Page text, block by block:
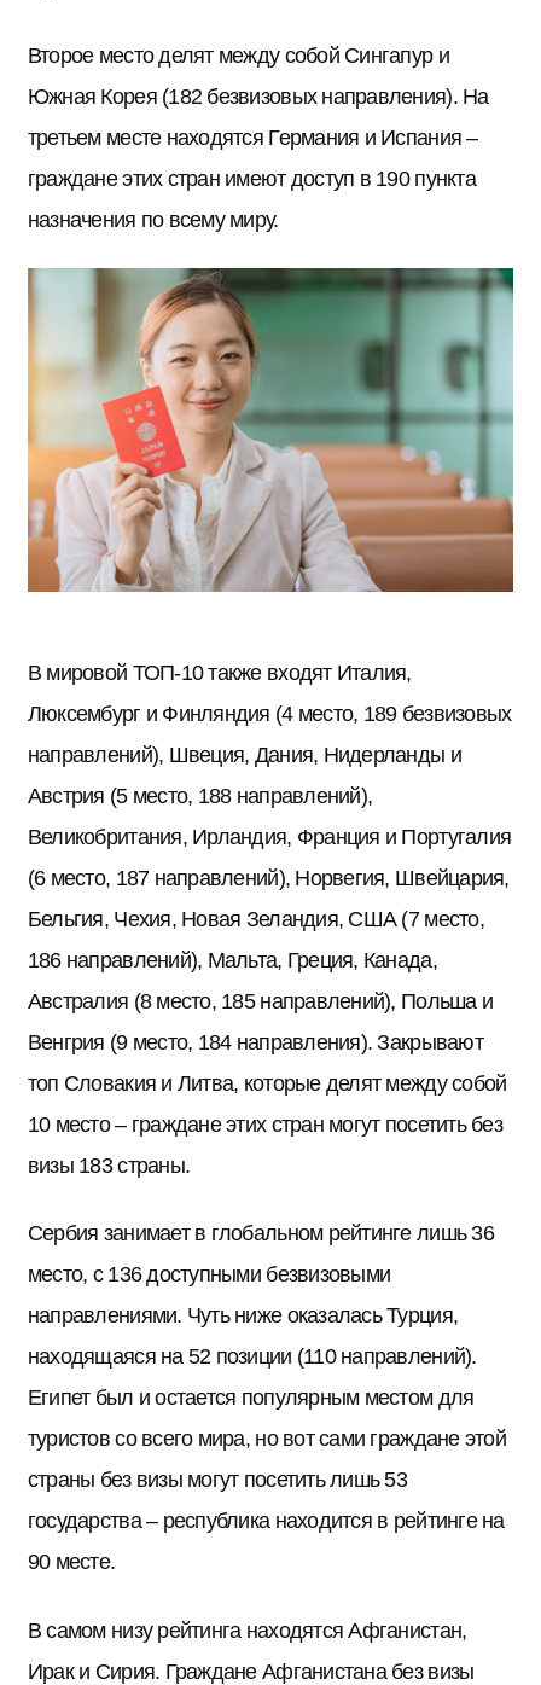
Второе место делят между собой Сингапур и
Южная Корея (182 безвизовых направления). На
третьем месте находятся Германия и Испания –
граждане этих стран имеют доступ в 190 пункта
назначения по всему миру.
В мировой ТОП-10 также входят Италия,
Люксембург и Финляндия (4 место, 189 безвизовых
направлений), Швеция, Дания, Нидерланды и
Австрия (5 место, 188 направлений),
Великобритания, Ирландия, Франция и Португалия
(6 место, 187 направлений), Норвегия, Швейцария,
Бельгия, Чехия, Новая Зеландия, США (7 место,
186 направлений), Мальта, Греция, Канада,
Австралия (8 место, 185 направлений), Польша и
Венгрия (9 место, 184 направления). Закрывают
топ Словакия и Литва, которые делят между собой
10 место – граждане этих стран могут посетить без
визы 183 страны.
Сербия занимает в глобальном рейтинге лишь 36
место, с 136 доступными безвизовыми
направлениями. Чуть ниже оказалась Турция,
находящаяся на 52 позиции (110 направлений).
Египет был и остается популярным местом для
туристов со всего мира, но вот сами граждане этой
страны без визы могут посетить лишь 53
государства – республика находится в рейтинге на
90 месте.
В самом низу рейтинга находятся Афганистан,
Ирак и Сирия. Граждане Афганистана без визы